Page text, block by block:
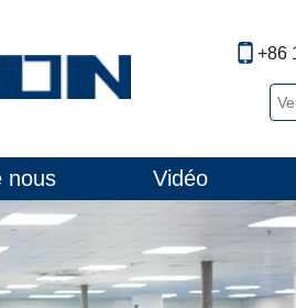
+86
nous Vidéo